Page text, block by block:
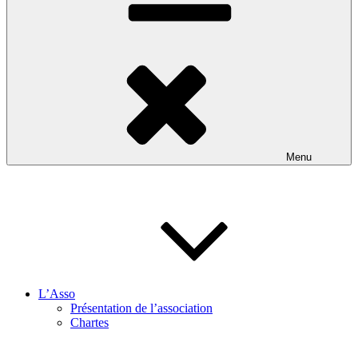
Menu
L’Asso
Présentation de l’association
Chartes